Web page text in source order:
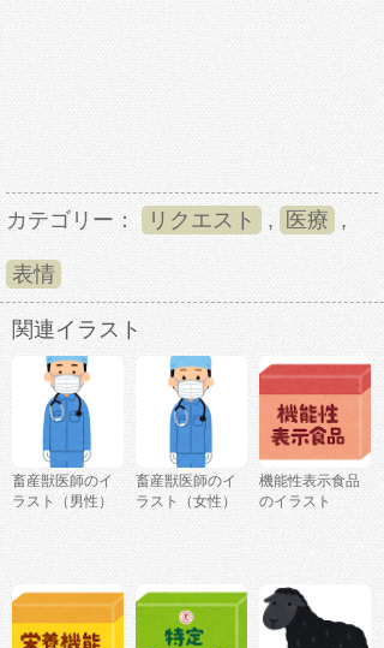
カテゴリー： リクエスト , 医療 ,
表情
関連イラスト
畜産獣医師のイ
ラスト（男性）
畜産獣医師のイ
ラスト（女性）
機能性表示食品
のイラスト